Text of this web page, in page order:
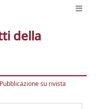
della
su rivista